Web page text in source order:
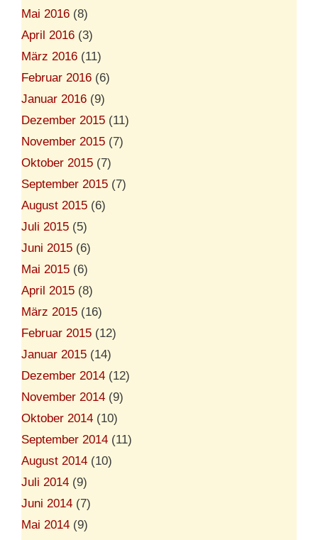
Mai 2016 (8)
April 2016 (3)
März 2016 (11)
Februar 2016 (6)
Januar 2016 (9)
Dezember 2015 (11)
November 2015 (7)
Oktober 2015 (7)
September 2015 (7)
August 2015 (6)
Juli 2015 (5)
Juni 2015 (6)
Mai 2015 (6)
April 2015 (8)
März 2015 (16)
Februar 2015 (12)
Januar 2015 (14)
Dezember 2014 (12)
November 2014 (9)
Oktober 2014 (10)
September 2014 (11)
August 2014 (10)
Juli 2014 (9)
Juni 2014 (7)
Mai 2014 (9)